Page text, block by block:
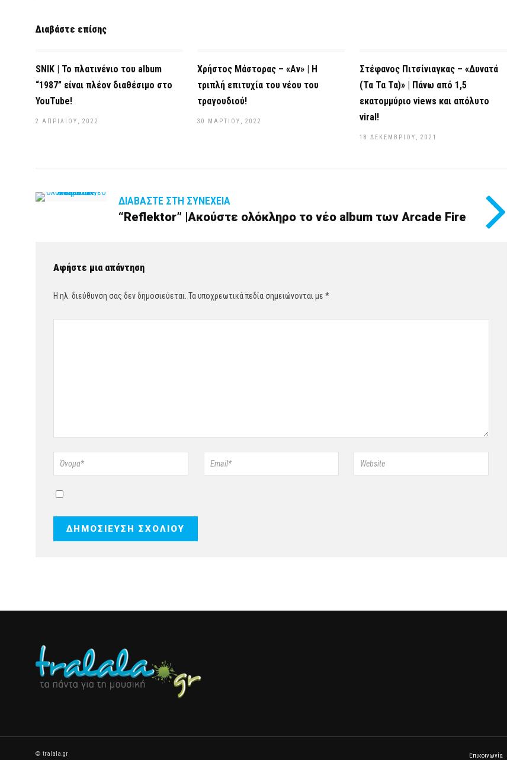
Διαβάστε επίσης
SNIK | Το πλατινένιο του album
“1987” είναι πλέον διαθέσιμο στο
YouTube!
2 ΑΠΡΙΛΊΟΥ, 2022
Χρήστος Μάστορας – «Αν» | Η
τριπλή επιτυχία του νέου του
τραγουδιού!
30 ΜΑΡΤΊΟΥ, 2022
Στέφανος Πιτσίνιαγκας – «Δυνατά
(Τα Τα Τα)» | Πάνω από 1,5
εκατομμύριο views και απόλυτο
viral!
18 ΔΕΚΕΜΒΡΊΟΥ, 2021
ΔΙΑΒΆΣΤΕ ΣΤΗ ΣΥΝΈΧΕΙΑ
“Reflektor” |Ακούστε ολόκληρο το νέο album των Arcade Fire
Αφήστε μια απάντηση
Η ηλ. διεύθυνση σας δεν δημοσιεύεται. Τα υποχρεωτικά πεδία σημειώνονται με *
Επικοινωνία
© tralala.gr